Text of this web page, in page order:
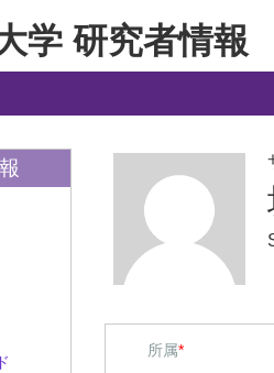
学 研究者情報
所属*